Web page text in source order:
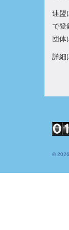
連盟
で登
団体
詳細
©